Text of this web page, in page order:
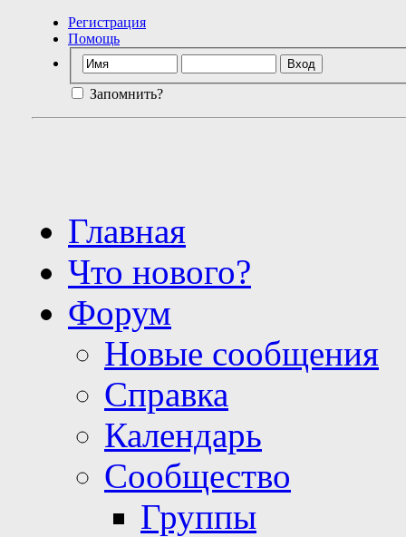
Регистрация
Помощь
Запомнить?
Главная
Что нового?
Форум
Новые сообщения
Справка
Календарь
Сообщество
Группы